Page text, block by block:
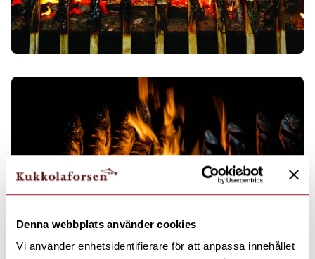
Denna webbplats använder cookies
Vi använder enhetsidentifierare för att anpassa innehållet